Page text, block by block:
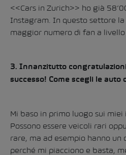
<<Cars in Zurich>> ho già
Instagram. In questo settore
maggior numero di fan a livello
3. Innanzitutto
successo! Come scegli le auto
Mi baso in primo luogo sui miei
Possono essere veicoli rari
rare, ma ad esempio hanno un
perché mi piacciono e basta,